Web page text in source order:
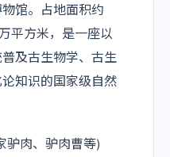
馆。占地面积约
平方米，是一座以
及古生物学、古生
知识的国家级自然
驴肉、驴肉曹等)